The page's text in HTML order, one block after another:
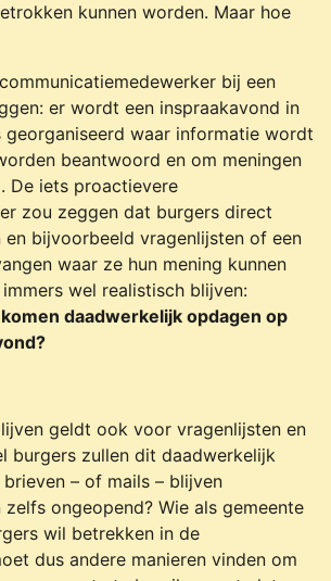
kunnen worden. Maar hoe
bij een
er wordt een inspraakavond in
georganiseerd waar informatie wordt
beantwoord en om meningen
De iets proactievere
zou zeggen dat burgers direct
en bijvoorbeeld vragenlijsten of een
waar ze hun mening kunnen
wel realistisch blijven:
daadwerkelijk opdagen op
geldt ook voor vragenlijsten en
burgers zullen dit daadwerkelijk
– of mails – blijven
ongeopend? Wie als gemeente
wil betrekken in de
dus andere manieren vinden om